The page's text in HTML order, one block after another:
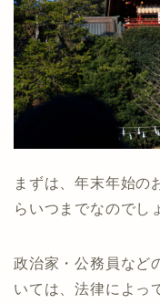
まずは、年末年始の
らいつまでなのでし
政治家・公務員など
いては、法律によっ